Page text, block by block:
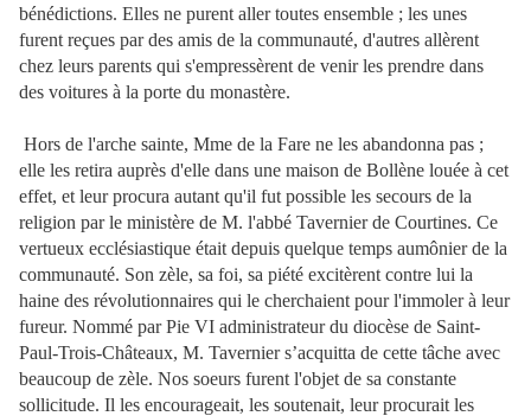
bénédictions. Elles ne purent aller toutes ensemble ; les unes
furent reçues par des amis de la communauté, d'autres allèrent
chez leurs parents qui s'empressèrent de venir les prendre dans
des voitures à la porte du monastère.
Hors de l'arche sainte, Mme de la Fare ne les abandonna pas ;
elle les retira auprès d'elle dans une maison de Bollène louée à cet
effet, et leur procura autant qu'il fut possible les secours de la
religion par le ministère de M. l'abbé Tavernier de Courtines. Ce
vertueux ecclésiastique était depuis quelque temps aumônier de la
communauté. Son zèle, sa foi, sa piété excitèrent contre lui la
haine des révolutionnaires qui le cherchaient pour l'immoler à leur
fureur. Nommé par Pie VI administrateur du diocèse de Saint-
Paul-Trois-Châteaux, M. Tavernier s’acquitta de cette tâche avec
beaucoup de zèle. Nos soeurs furent l'objet de sa constante
sollicitude. Il les encourageait, les soutenait, leur procurait les